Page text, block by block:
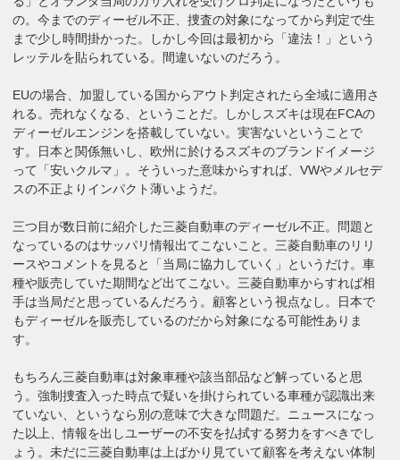
の。今までのディーゼル不正、捜査の対象になってから判定で生
まで少し時間掛かった。しかし今回は最初から「違法！」という
レッテルを貼られている。間違いないのだろう。
EUの場合、加盟している国からアウト判定されたら全域に適用さ
れる。売れなくなる、ということだ。しかしスズキは現在FCAの
ディーゼルエンジンを搭載していない。実害ないということで
す。日本と関係無いし、欧州に於けるスズキのブランドイメージ
って「安いクルマ」。そういった意味からすれば、VWやメルセデ
スの不正よりインパクト薄いようだ。
三つ目が数日前に紹介した三菱自動車のディーゼル不正。問題と
なっているのはサッパリ情報出てこないこと。三菱自動車のリリ
ースやコメントを見ると「当局に協力していく」というだけ。車
種や販売していた期間など出てこない。三菱自動車からすれば相
手は当局だと思っているんだろう。顧客という視点なし。日本で
もディーゼルを販売しているのだから対象になる可能性ありま
す。
もちろん三菱自動車は対象車種や該当部品など解っていると思
う。強制捜査入った時点で疑いを掛けられている車種が認識出来
ていない、というなら別の意味で大きな問題だ。ニュースになっ
た以上、情報を出しユーザーの不安を払拭する努力をすべきでし
ょう。未だに三菱自動車は上ばかり見ていて顧客を考えない体制